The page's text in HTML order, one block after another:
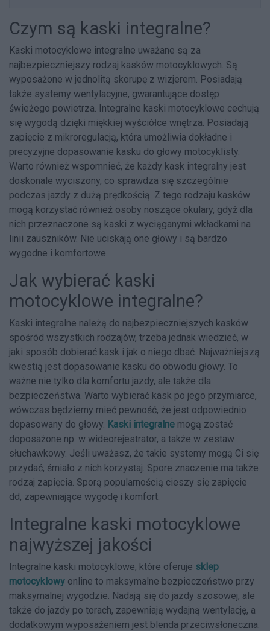
Czym są kaski integralne?
Kaski motocyklowe integralne uważane są za
najbezpieczniejszy rodzaj kasków motocyklowych. Są
wyposażone w jednolitą skorupę z wizjerem. Posiadają
także systemy wentylacyjne, gwarantujące dostęp
świeżego powietrza. Integralne kaski motocyklowe cechują
się wygodą dzięki miękkiej wyściółce wnętrza. Posiadają
zapięcie z mikroregulacją, która umożliwia dokładne i
precyzyjne dopasowanie kasku do głowy motocyklisty.
Warto również wspomnieć, że każdy kask integralny jest
doskonale wyciszony, co sprawdza się szczególnie
podczas jazdy z dużą prędkością. Z tego rodzaju kasków
mogą korzystać również osoby noszące okulary, gdyż dla
nich przeznaczone są kaski z wyciąganymi wkładkami na
linii zauszników. Nie uciskają one głowy i są bardzo
wygodne i komfortowe.
Jak wybierać kaski
motocyklowe integralne?
Kaski integralne należą do najbezpieczniejszych kasków
spośród wszystkich rodzajów, trzeba jednak wiedzieć, w
jaki sposób dobierać kask i jak o niego dbać. Najważniejszą
kwestią jest dopasowanie kasku do obwodu głowy. To
ważne nie tylko dla komfortu jazdy, ale także dla
bezpieczeństwa. Warto wybierać kask po jego przymiarce,
wówczas będziemy mieć pewność, że jest odpowiednio
dopasowany do głowy. Kaski integralne mogą zostać
doposażone np. w wideorejestrator, a także w zestaw
słuchawkowy. Jeśli uważasz, że takie systemy mogą Ci się
przydać, śmiało z nich korzystaj. Spore znaczenie ma także
rodzaj zapięcia. Sporą popularnością cieszy się zapięcie
dd, zapewniające wygodę i komfort.
Integralne kaski motocyklowe
najwyższej jakości
Integralne kaski motocyklowe, które oferuje sklep
motocyklowy online to maksymalne bezpieczeństwo przy
maksymalnej wygodzie. Nadają się do jazdy szosowej, ale
także do jazdy po torach, zapewniają wydajną wentylację, a
dodatkowym wyposażeniem jest blenda przeciwsłoneczna.